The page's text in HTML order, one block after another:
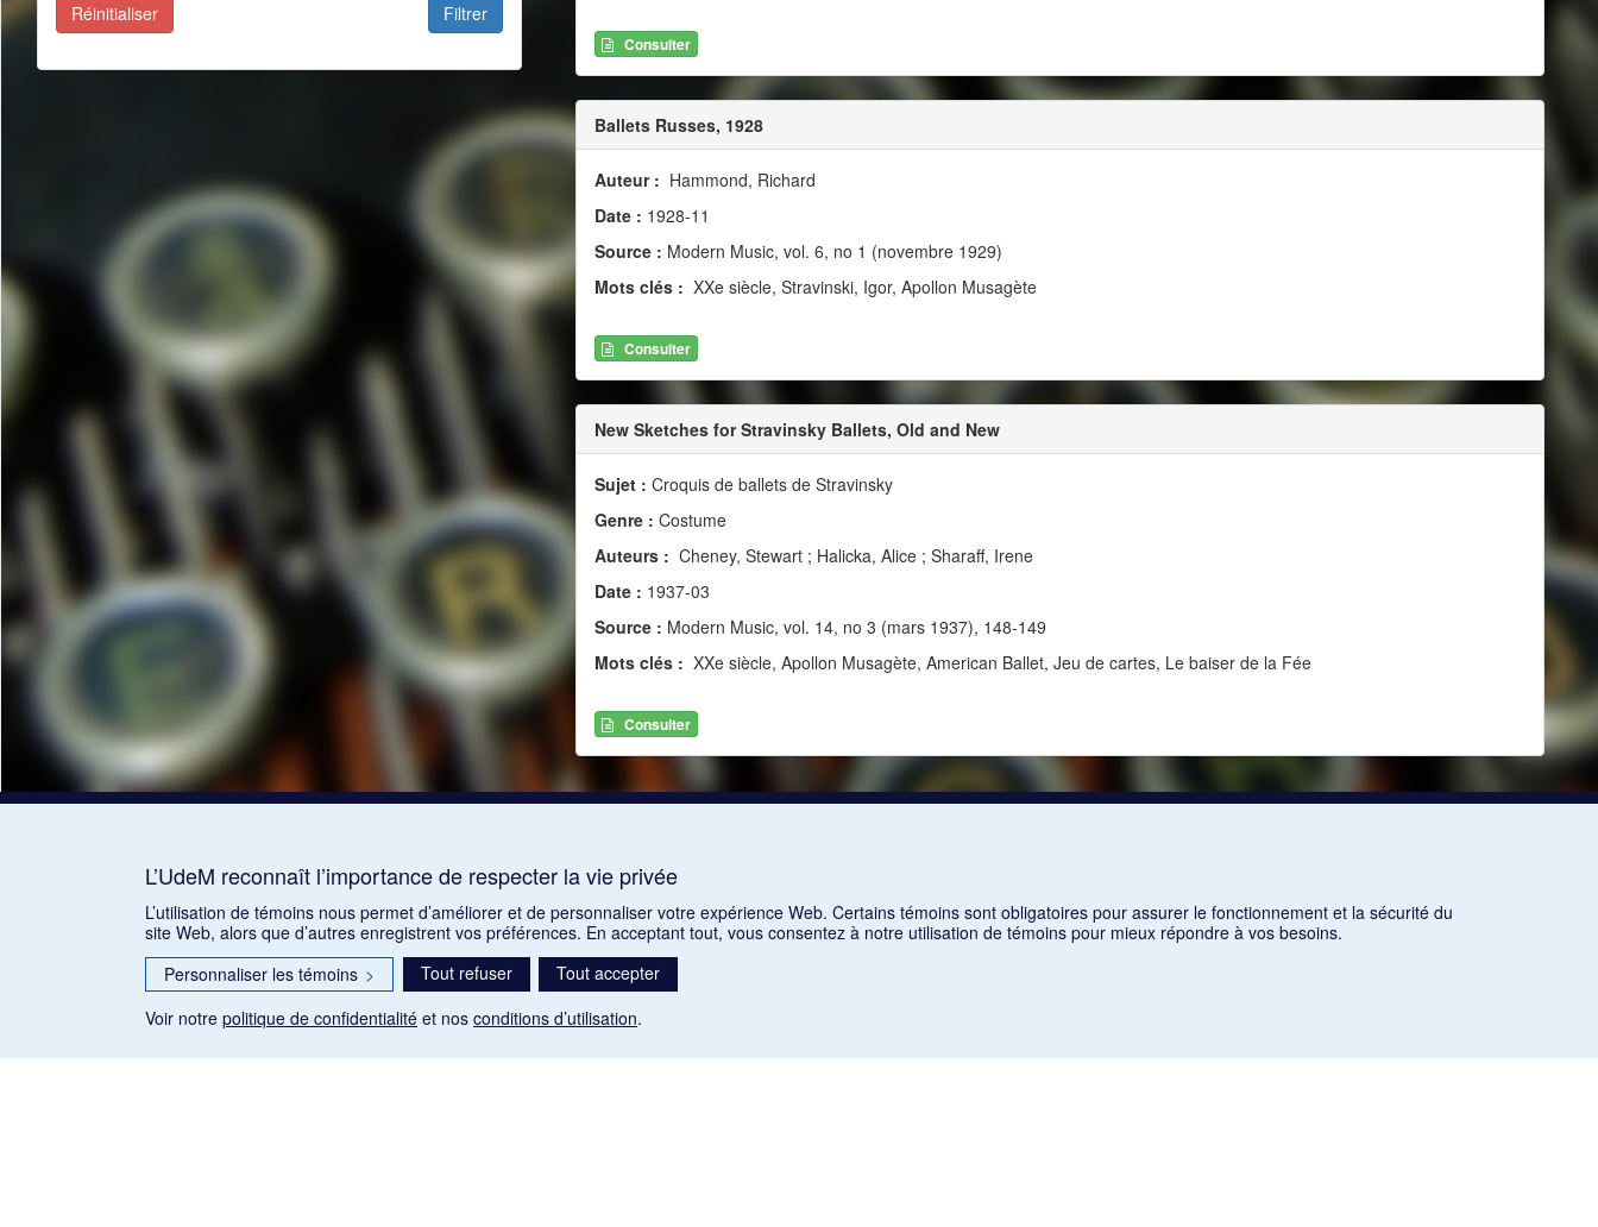
Filtrer
Réinitialiser
Consulter
Ballets Russes, 1928
Auteur : Hammond, Richard
Date : 1928-11
Source : Modern Music, vol. 6, no 1 (novembre 1929)
Mots clés : XXe siècle, Stravinski, Igor, Apollon Musagète
Consulter
New Sketches for Stravinsky Ballets, Old and New
Sujet : Croquis de ballets de Stravinsky
Genre : Costume
Auteurs : Cheney, Stewart ; Halicka, Alice ; Sharaff, Irene
Date : 1937-03
Source : Modern Music, vol. 14, no 3 (mars 1937), 148-149
Mots clés : XXe siècle, Apollon Musagète, American Ballet, Jeu de cartes, Le baiser de la Fée
Consulter
L’UdeM reconnaît l’importance de respecter la vie privée
L’utilisation de témoins nous permet d’améliorer et de personnaliser votre expérience Web. Certains témoins sont obligatoires pour assurer le fonctionnement et la sécurité du
site Web, alors que d’autres enregistrent vos préférences. En acceptant tout, vous consentez à notre utilisation de témoins pour mieux répondre à vos besoins.
Personnaliser les témoins > Tout refuser
Tout accepter
Voir notre politique de confidentialité et nos conditions d’utilisation.